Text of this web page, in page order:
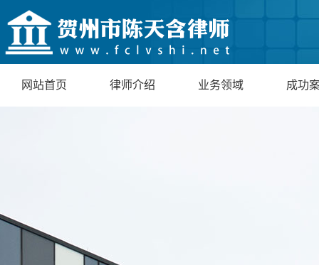
网站首页 律师介绍 业务领域 成功